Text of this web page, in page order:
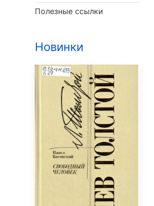
Полезные ссылки
Новинки